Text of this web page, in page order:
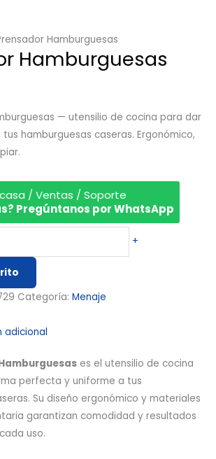
Hamburguesas
Hamburguesas
— utensilio de cocina para dar
hamburguesas caseras. Ergonómico,
/ Ventas / Soporte
Pregúntanos por WhatsApp
+
Categoría: Menaje
adicional
es el utensilio de cocina
perfecta y uniforme a tus
Su diseño ergonómico y materiales
garantizan comodidad y resultados
uso.